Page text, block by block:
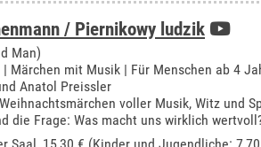
/ Piernikowy ludzik
Man)
| Märchen mit Musik | Für Menschen ab 4
Anatol Preissler
voller Musik, Witz und
die Frage: Was macht uns wirklich